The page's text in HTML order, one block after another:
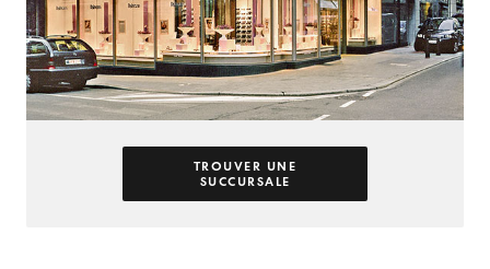
TROUVER UNE
SUCCURSALE